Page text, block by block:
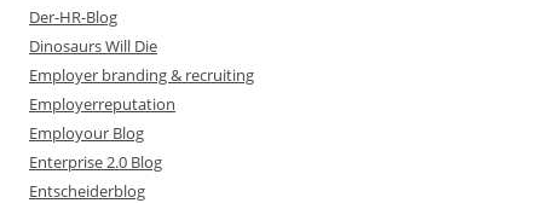
Der-HR-Blog
Dinosaurs Will Die
Employer branding & recruiting
Employerreputation
Employour Blog
Enterprise 2.0 Blog
Entscheiderblog